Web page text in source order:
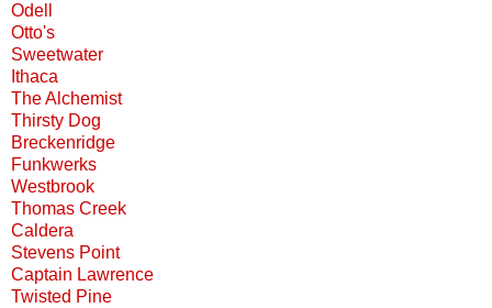
Odell
Otto's
Sweetwater
Ithaca
The Alchemist
Thirsty Dog
Breckenridge
Funkwerks
Westbrook
Thomas Creek
Caldera
Stevens Point
Captain Lawrence
Twisted Pine